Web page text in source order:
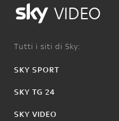
VIDEO
Tutti i siti di Sky:
SKY SPORT
SKY TG 24
SKY VIDEO